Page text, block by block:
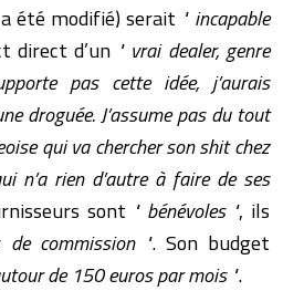
été modifié) serait " incapable
direct d’un " vrai dealer, genre
pas cette idée, j’aurais
droguée. J’assume pas du tout
qui va chercher son shit chez
n’a rien d’autre à faire de ses
sont " bénévoles ", ils
de commission ". Son budget
de 150 euros par mois ".